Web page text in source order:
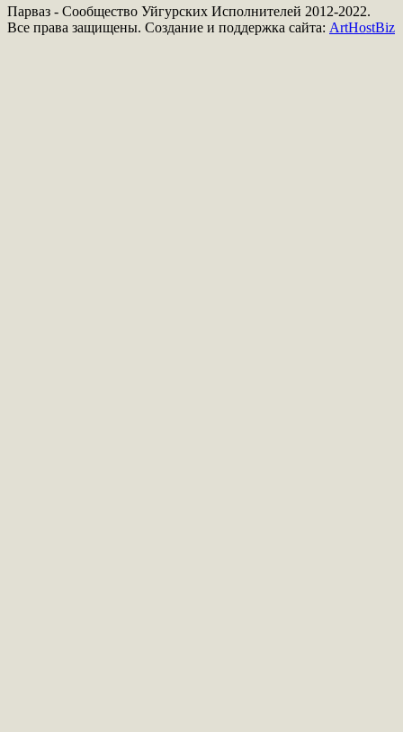
Парваз - Сообщество Уйгурских Исполнителей 2012-2022.
Все права защищены. Создание и поддержка сайта: ArtHostBiz